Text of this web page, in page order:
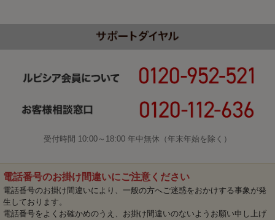
受付時間 10:00～18:00 年中無休（年末年始を除く）
電話番号のお掛け間違いにご注意ください
電話番号のお掛け間違いにより、一般の方へご迷惑をおかけする事象が発
生しております。
電話番号をよくお確かめのうえ、お掛け間違いのないようお願い申し上げ